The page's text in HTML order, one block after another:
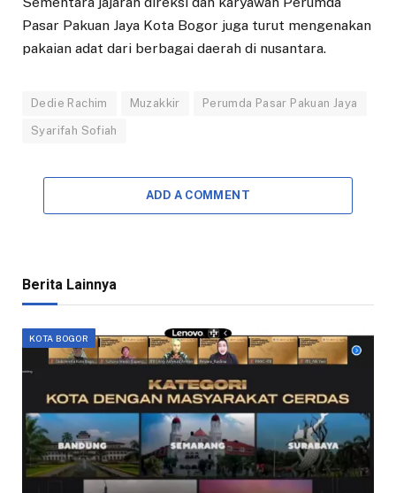
Pasar Pakuan Jaya Kota Bogor juga turut mengenakan
pakaian adat dari berbagai daerah di nusantara.
Dedie Rachim Muzakkir Perumda Pasar Pakuan Jaya
Syarifah Sofiah
ADD A COMMENT
Berita Lainnya
KOTA BOGOR